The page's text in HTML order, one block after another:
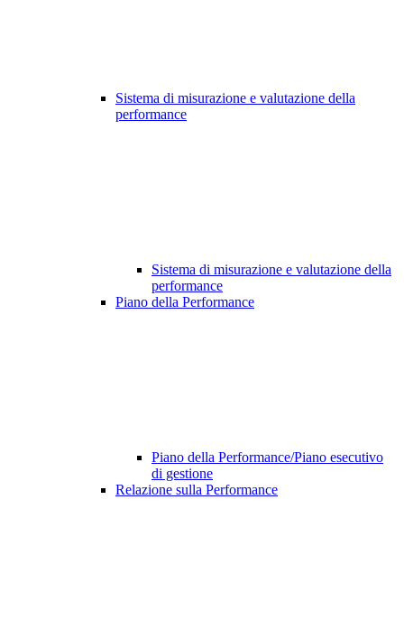
Sistema di misurazione e valutazione della
performance
Sistema di misurazione e valutazione della
performance
Piano della Performance
Piano della Performance/Piano esecutivo
di gestione
Relazione sulla Performance